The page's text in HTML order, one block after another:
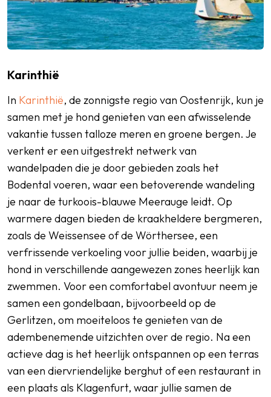
Karinthië
In Karinthië, de zonnigste regio van Oostenrijk, kun je
samen met je hond genieten van een afwisselende
vakantie tussen talloze meren en groene bergen. Je
verkent er een uitgestrekt netwerk van
wandelpaden die je door gebieden zoals het
Bodental voeren, waar een betoverende wandeling
je naar de turkoois-blauwe Meerauge leidt. Op
warmere dagen bieden de kraakheldere bergmeren,
zoals de Weissensee of de Wörthersee, een
verfrissende verkoeling voor jullie beiden, waarbij je
hond in verschillende aangewezen zones heerlijk kan
zwemmen. Voor een comfortabel avontuur neem je
samen een gondelbaan, bijvoorbeeld op de
Gerlitzen, om moeiteloos te genieten van de
adembenemende uitzichten over de regio. Na een
actieve dag is het heerlijk ontspannen op een terras
van een diervriendelijke berghut of een restaurant in
een plaats als Klagenfurt, waar jullie samen de